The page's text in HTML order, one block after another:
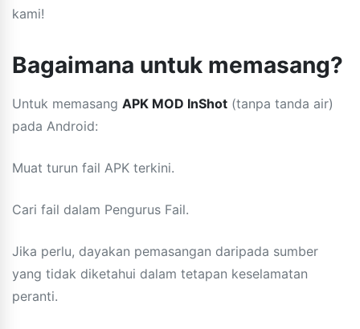
kami!
Bagaimana untuk memasang?
Untuk memasang APK MOD InShot (tanpa tanda air)
pada Android:
Muat turun fail APK terkini.
Cari fail dalam Pengurus Fail.
Jika perlu, dayakan pemasangan daripada sumber
yang tidak diketahui dalam tetapan keselamatan
peranti.